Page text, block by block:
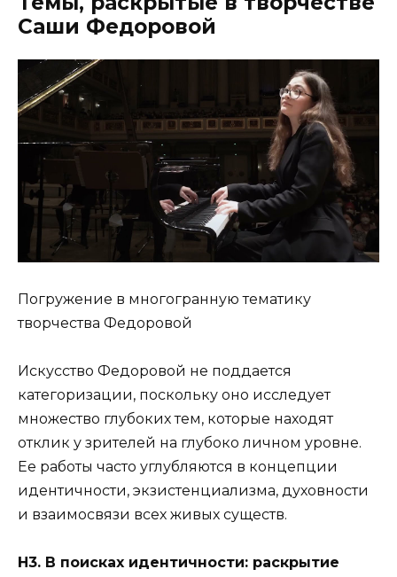
Саши Федоровой
Погружение в многогранную тематику
творчества Федоровой
Искусство Федоровой не поддается
категоризации, поскольку оно исследует
множество глубоких тем, которые находят
отклик у зрителей на глубоко личном уровне.
Ее работы часто углубляются в концепции
идентичности, экзистенциализма, духовности
и взаимосвязи всех живых существ.
Н3. В поисках идентичности: раскрытие